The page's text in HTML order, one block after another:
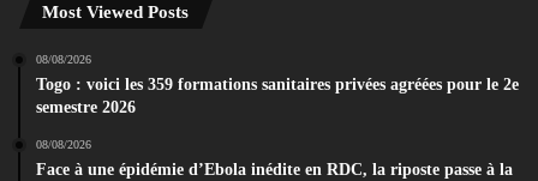
Most Viewed Posts
08/08/2026
Togo : voici les 359 formations sanitaires privées agréées pour le 2e
semestre 2026
08/08/2026
Face à une épidémie d’Ebola inédite en RDC, la riposte passe à la